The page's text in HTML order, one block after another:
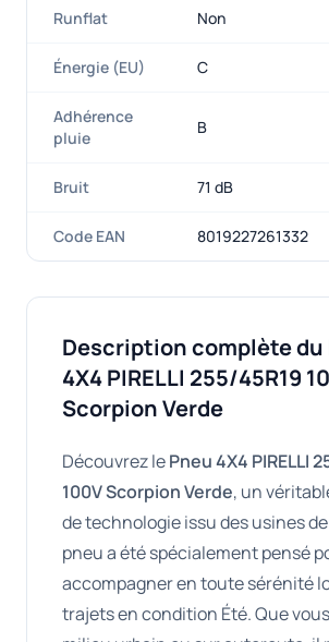
Runflat Non
Énergie (EU) C
Adhérence
pluie
B
Bruit 71 dB
Code EAN 8019227261332
Description complète du
4X4 PIRELLI 255/45R19
Scorpion Verde
Découvrez lePneu 4X4 PIRELLI
100V Scorpion Verde, un
de technologie issu des usines
pneu a été spécialement pensé
accompagner en toute sérénité
trajets en condition Été. Que